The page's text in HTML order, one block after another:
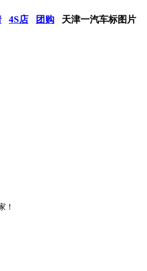
4S店 团购 天津一汽车标图片
！